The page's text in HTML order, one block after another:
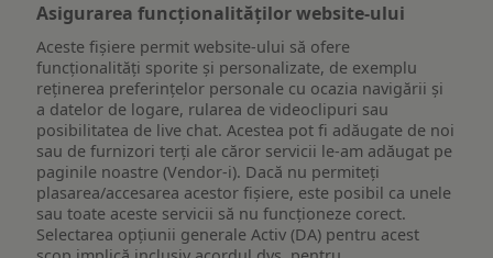
Asigurarea funcționalităților website-ului
Aceste fișiere permit website-ului să ofere
funcționalități sporite și personalizate, de exemplu
reţinerea preferinţelor personale cu ocazia navigării și
a datelor de logare, rularea de videoclipuri sau
posibilitatea de live chat. Acestea pot fi adăugate de noi
sau de furnizori terți ale căror servicii le-am adăugat pe
paginile noastre (Vendor-i). Dacă nu permiteți
plasarea/accesarea acestor fișiere, este posibil ca unele
sau toate aceste servicii să nu funcționeze corect.
Selectarea opțiunii generale Activ (DA) pentru acest